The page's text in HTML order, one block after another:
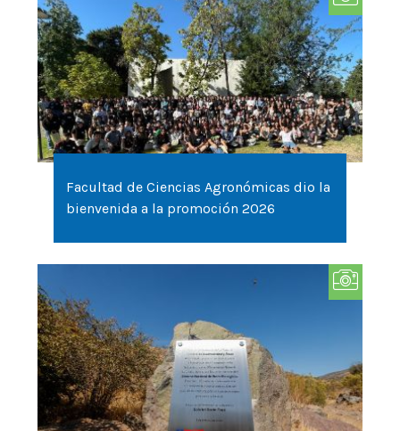
Facultad de Ciencias Agronómicas dio la
bienvenida a la promoción 2026